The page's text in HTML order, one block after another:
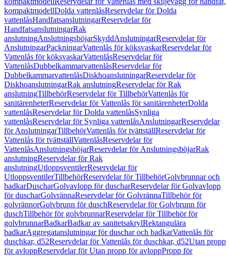
kompaktmodellDolda vattenlåsReservdelar för Dolda
vattenlåsHandfatsanslutningarReservdelar för
HandfatsanslutningarRak
anslutningAnslutningsböjarSkyddAnslutningarReservdelar för
AnslutningarPackningarVattenlås för köksvaskarReservdelar för
Vattenlås för köksvaskarVattenlåsReservdelar för
VattenlåsDubbelkammarvattenlåsReservdelar för
DubbelkammarvattenlåsDiskhoanslutningarReservdelar för
DiskhoanslutningarRak anslutningReservdelar för Rak
anslutningTillbehörReservdelar för TillbehörVattenlås för
sanitärenheterReservdelar för Vattenlås för sanitärenheterDolda
vattenlåsReservdelar för Dolda vattenlåsSynliga
vattenlåsReservdelar för Synliga vattenlåsAnslutningarReservdelar
för AnslutningarTillbehörVattenlås för tvättställReservdelar för
Vattenlås för tvättställVattenlåsReservdelar för
VattenlåsAnslutningsböjarReservdelar för AnslutningsböjarRak
anslutningReservdelar för Rak
anslutningUtloppsventilerReservdelar för
UtloppsventilerTillbehörReservdelar för TillbehörGolvbrunnar och
badkarDuscharGolvavlopp för duscharReservdelar för Golvavlopp
för duscharGolvrännaReservdelar för GolvrännaTillbehör för
golvrännorGolvbrunn för duschReservdelar för Golvbrunn för
duschTillbehör för golvbrunnarReservdelar för Tillbehör för
golvbrunnarBadkarBadkar av sanitetsakrylRektangulära
badkarAggregatanslutningar för duschar och badkarVattenlås för
duschkar, d52Reservdelar för Vattenlås för duschkar, d52Utan propp
för avloppReservdelar för Utan propp för avloppPropp för